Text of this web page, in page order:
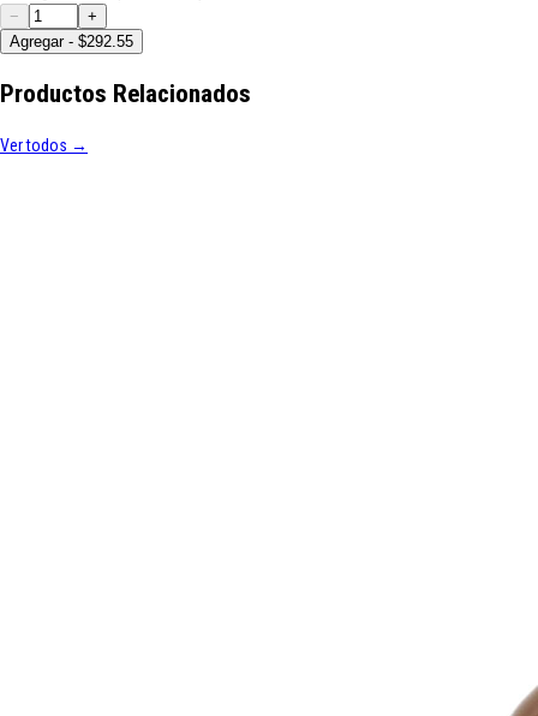
−
+
Agregar - $292.55
Productos Relacionados
Ver todos →